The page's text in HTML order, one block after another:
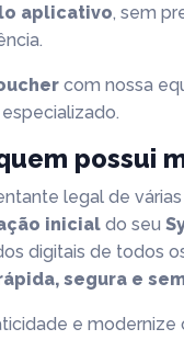
aplicativo, sem
com nossa
possui
legal de
inicialdo seu
digitais de todos
segura e
e